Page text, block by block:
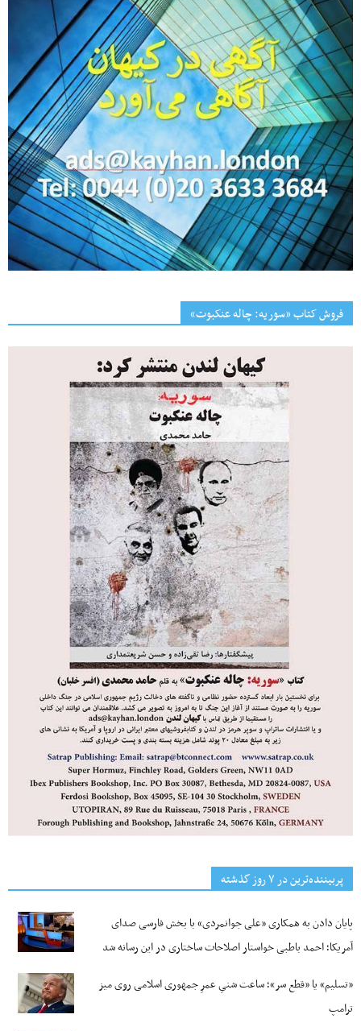
فروش کتاب «سوریه: چاله عنکبوت»
پربیننده‌ترین‌ در ۷ روز گذشته
پایان دادن به همکاری «علی جوانمردی» با بخش فارسی صدای
آمریکا؛ احمد باطبی خواستار اصلاحات ساختاری در این رسانه شد
«تسلیم» یا «قطع سر»؛ ساعت شنیِ عمرِ جمهوری اسلامی روی میز
ترامپ